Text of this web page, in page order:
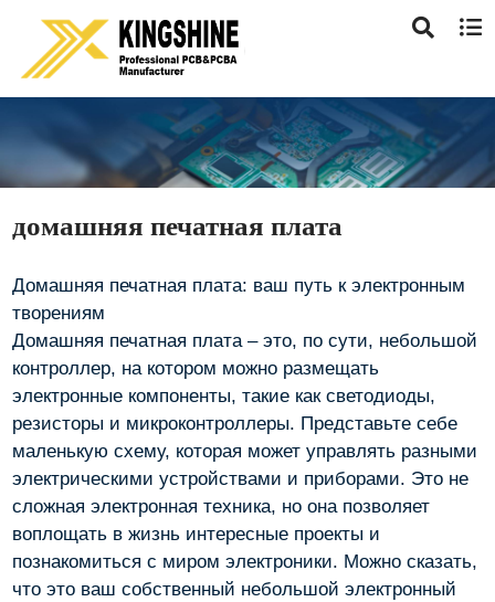
домашняя печатная плата
Домашняя печатная плата: ваш путь к электронным
творениям
Домашняя печатная плата – это, по сути, небольшой
контроллер, на котором можно размещать
электронные компоненты, такие как светодиоды,
резисторы и микроконтроллеры. Представьте себе
маленькую схему, которая может управлять разными
электрическими устройствами и приборами. Это не
сложная электронная техника, но она позволяет
воплощать в жизнь интересные проекты и
познакомиться с миром электроники. Можно сказать,
что это ваш собственный небольшой электронный